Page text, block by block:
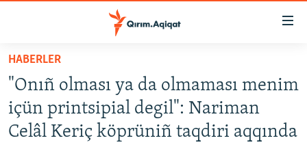
Esas
qaytmaq
Baş
navigatsiyağa
qaytmaq
HABERLER
İQTİSADİYAT
HABERLER
"Onıñ olması ya da olmaması menim
içün printsipial degil": Nariman
Celâl Keriç köprüniñ taqdiri aqqında